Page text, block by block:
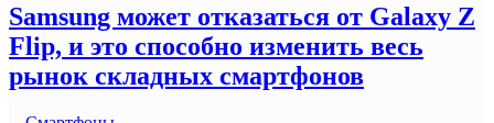
Samsung может отказаться от Galaxy Z
Flip, и это способно изменить весь
рынок складных смартфонов